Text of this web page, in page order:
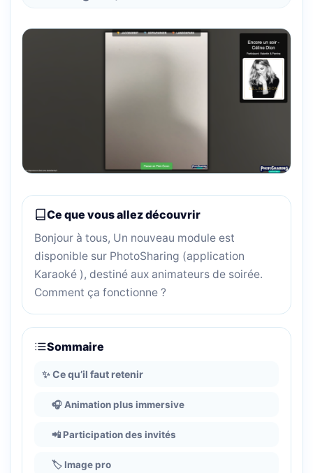
Ce que vous allez découvrir
Bonjour à tous, Un nouveau module est
disponible sur PhotoSharing (application
Karaoké ), destiné aux animateurs de soirée.
Comment ça fonctionne ?
Sommaire
✨ Ce qu’il faut retenir
🎧 Animation plus immersive
📲 Participation des invités
🏷️ Image pro